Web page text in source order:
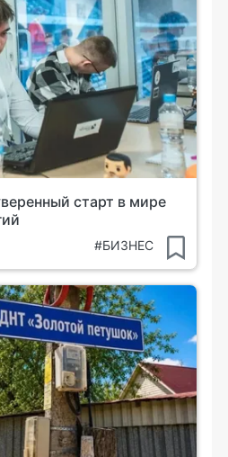
старт в мире
#БИЗНЕС